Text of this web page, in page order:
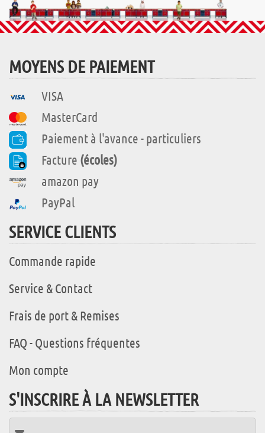
MOYENS DE PAIEMENT
VISA
MasterCard
Paiement à l'avance - particuliers
Facture (écoles)
amazon pay
PayPal
SERVICE CLIENTS
Commande rapide
Service & Contact
Frais de port & Remises
FAQ - Questions fréquentes
Mon compte
S'INSCRIRE À LA NEWSLETTER